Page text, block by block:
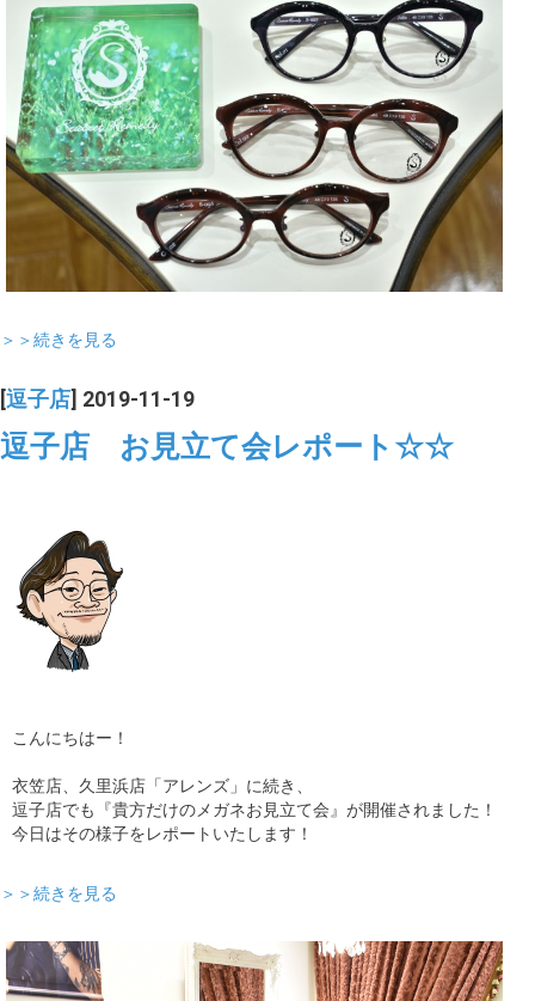
＞＞続きを見る
逗子店 ] 2019-11-19
逗子店 お見立て会レポート☆☆
こんにちはー！
衣笠店、久里浜店「アレンズ」に続き、
逗子店でも『貴方だけのメガネお見立て会』が開催されました！
今日はその様子をレポートいたします！
＞＞続きを見る